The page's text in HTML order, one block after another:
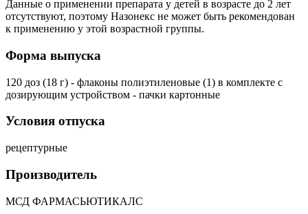
Данные о применении препарата у детей в возрасте до 2 лет
отсутствуют, поэтому Назонекс не может быть рекомендован
к применению у этой возрастной группы.
Форма выпуска
120 доз (18 г) - флаконы полиэтиленовые (1) в комплекте с
дозирующим устройством - пачки картонные
Условия отпуска
рецептурные
Производитель
МСД ФАРМАСЬЮТИКАЛС